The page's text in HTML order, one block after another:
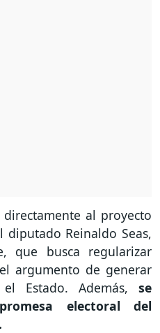
al proyecto
Reinaldo Seas,
que busca regularizar
argumento de generar
Estado. Además, se
electoral del